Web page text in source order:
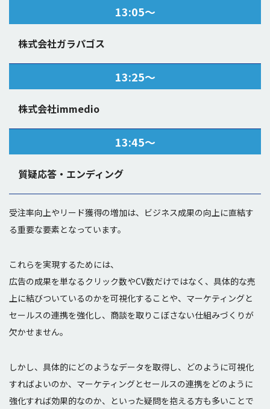
13:05〜
株式会社ガラパゴス
13:25〜
株式会社immedio
13:45〜
質疑応答・エンディング
受注率向上やリード獲得の増加は、ビジネス成果の向上に直結す
る重要な要素となっています。
これらを実現するためには、
広告の成果を単なるクリック数やCV数だけではなく、具体的な売
上に結びついているのかを可視化することや、マーケティングと
セールスの連携を強化し、商談を取りこぼさない仕組みづくりが
欠かせません。
しかし、具体的にどのようなデータを取得し、どのように可視化
すればよいのか、マーケティングとセールスの連携をどのように
強化すれば効果的なのか、といった疑問を抱える方も多いことで